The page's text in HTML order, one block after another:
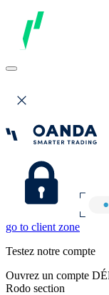
go to client zone
Testez notre compte
Ouvrez un compte
Rodo section